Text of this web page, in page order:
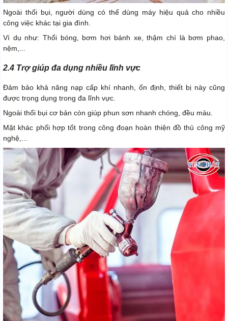
Ngoài thổi bụi, người dùng có thể dùng máy hiệu quả cho nhiều
công việc khác tại gia đình.
Ví dụ như: Thổi bóng, bơm hơi bánh xe, thậm chí là bơm phao,
nệm,...
2.4 Trợ giúp đa dụng nhiều lĩnh vực
Đảm bảo khả năng nạp cấp khí nhanh, ổn định, thiết bị này cũng
được trọng dụng trong đa lĩnh vực.
Ngoài thổi bụi cơ bản còn giúp phun sơn nhanh chóng, đều màu.
Mặt khác phối hợp tốt trong công đoạn hoàn thiện đồ thủ công mỹ
nghệ,...